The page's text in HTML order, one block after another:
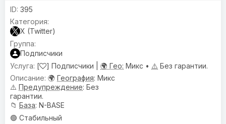
395
X (Twitter)
Подписчики
[
] Подписчики | 🌍 Гео: Микс • ⚠️ Без гарантии.
🌍 География: Микс
⚠️ Предупреждениe: Без
гарантии.
📁 База: N-BASE
🟢 Стабильный